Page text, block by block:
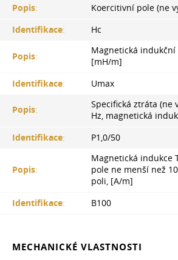
Popis:
Koercitivní pole (ne
Identifikace: Hc
Popis:
Magnetická indukční
[mH/m]
Identifikace: Umax
Popis:
Specifická ztráta (ne
Hz, magnetická
Identifikace: P1,0/50
Popis:
Magnetická indukce
pole ne menší než
poli, [A/m]
Identifikace: B100
MECHANICKÉ VLASTNOSTI